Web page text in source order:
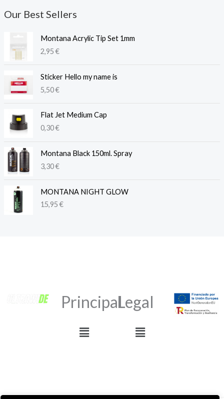
Our Best Sellers
Montana Acrylic Tip Set 1mm
2,95€
Sticker Hello my name is
5,50€
Flat Jet Medium Cap
0,30€
Montana Black 150ml. Spray
3,30€
MONTANA NIGHT GLOW
15,95€
Principal
Menú
Legal
Menú